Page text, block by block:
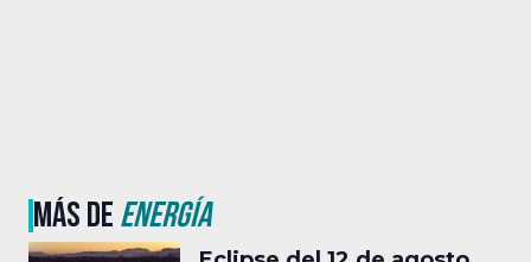
MÁS DEENERGÍA